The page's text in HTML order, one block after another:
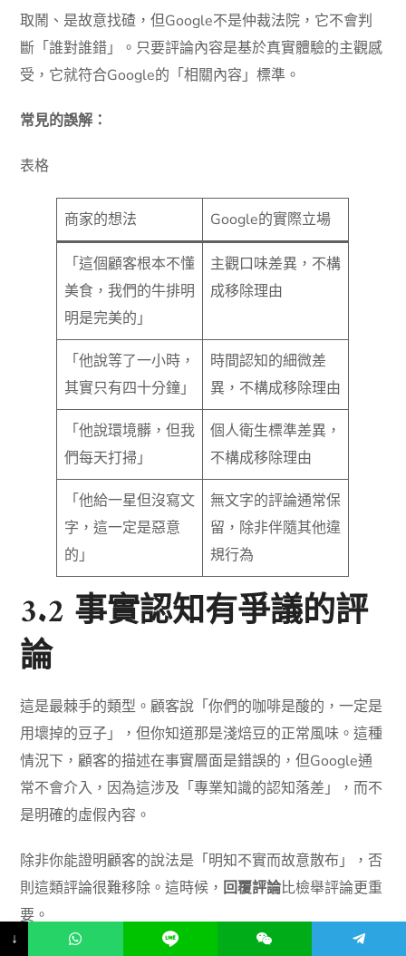
取鬧、是故意找碴，但Google不是仲裁法院，它不會判
斷「誰對誰錯」。只要評論內容是基於真實體驗的主觀感
受，它就符合Google的「相關內容」標準。
常見的誤解：
表格
商家的想法 Google的實際立場
「這個顧客根本不懂
美食，我們的牛排明
明是完美的」
主觀口味差異，不構
成移除理由
「他說等了一小時，
其實只有四十分鐘」
時間認知的細微差
異，不構成移除理由
「他說環境髒，但我
們每天打掃」
個人衛生標準差異，
不構成移除理由
「他給一星但沒寫文
字，這一定是惡意
的」
無文字的評論通常保
留，除非伴隨其他違
規行為
3.2 事實認知有爭議的評
論
這是最棘手的類型。顧客說「你們的咖啡是酸的，一定是
用壞掉的豆子」，但你知道那是淺焙豆的正常風味。這種
情況下，顧客的描述在事實層面是錯誤的，但Google通
常不會介入，因為這涉及「專業知識的認知落差」，而不
是明確的虛假內容。
除非你能證明顧客的說法是「明知不實而故意散布」，否
則這類評論很難移除。這時候， 回覆評論比檢舉評論更重
要。
↓